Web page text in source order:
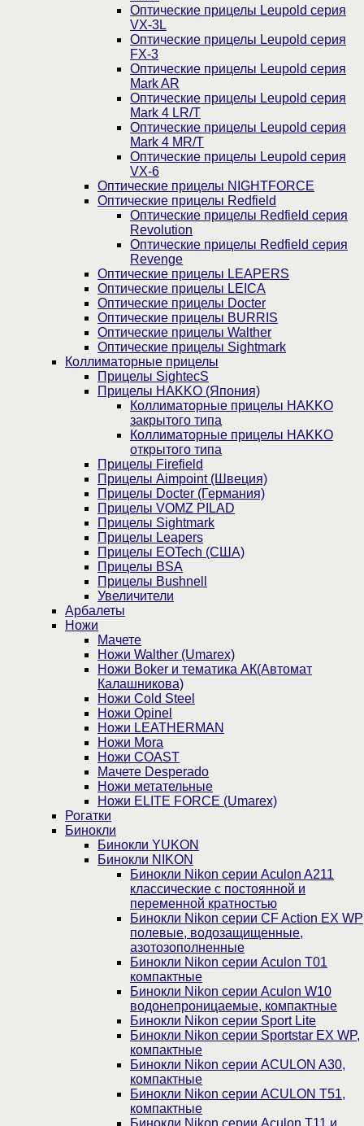
Оптические прицелы Leupold серия
VX-3L
Оптические прицелы Leupold серия
FX-3
Оптические прицелы Leupold серия
Mark AR
Оптические прицелы Leupold серия
Mark 4 LR/T
Оптические прицелы Leupold серия
Mark 4 MR/T
Оптические прицелы Leupold серия
VX-6
Оптические прицелы NIGHTFORCE
Оптические прицелы Redfield
Оптические прицелы Redfield серия
Revolution
Оптические прицелы Redfield серия
Revenge
Оптические прицелы LEAPERS
Оптические прицелы LEICA
Оптические прицелы Docter
Оптические прицелы BURRIS
Оптические прицелы Walther
Оптические прицелы Sightmark
Коллиматорные прицелы
Прицелы SightecS
Прицелы HAKKO (Япония)
Коллиматорные прицелы HAKKO
закрытого типа
Коллиматорные прицелы HAKKO
открытого типа
Прицелы Firefield
Прицелы Aimpoint (Швеция)
Прицелы Docter (Германия)
Прицелы VOMZ PILAD
Прицелы Sightmark
Прицелы Leapers
Прицелы EOTech (США)
Прицелы BSA
Прицелы Bushnell
Увеличители
Арбалеты
Ножи
Мачете
Ножи Walther (Umarex)
Ножи Boker и тематика АК(Автомат
Калашникова)
Ножи Cold Steel
Ножи Opinel
Ножи LEATHERMAN
Ножи Mora
Ножи COAST
Мачете Desperado
Ножи метательные
Ножи ELITE FORCE (Umarex)
Рогатки
Бинокли
Бинокли YUKON
Бинокли NIKON
Бинокли Nikon серии Aculon A211
классические с постоянной и
переменной кратностью
Бинокли Nikon серии СF Action EX WP
полевые, водозащищенные,
азотозополненные
Бинокли Nikon серии Aculon T01
компактные
Бинокли Nikon серии Aculon W10
водонепроницаемые, компактные
Бинокли Nikon серии Sport Lite
Бинокли Nikon серии Sportstar EX WP,
компактные
Бинокли Nikon серии ACULON A30,
компактные
Бинокли Nikon серии ACULON Т51,
компактные